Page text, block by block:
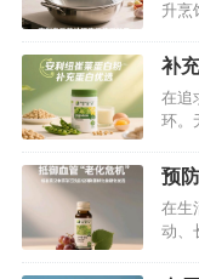
升烹
但它
际
补
款
在追
环。
望增
天，
充神
预
款
在生
动、